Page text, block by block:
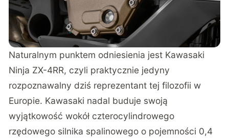
Naturalnym punktem odniesienia jest Kawasaki
Ninja ZX-4RR, czyli praktycznie jedyny
rozpoznawalny dziś reprezentant tej filozofii w
Europie. Kawasaki nadal buduje swoją
wyjątkowość wokół czterocylindrowego
rzędowego silnika spalinowego o pojemności 0,4